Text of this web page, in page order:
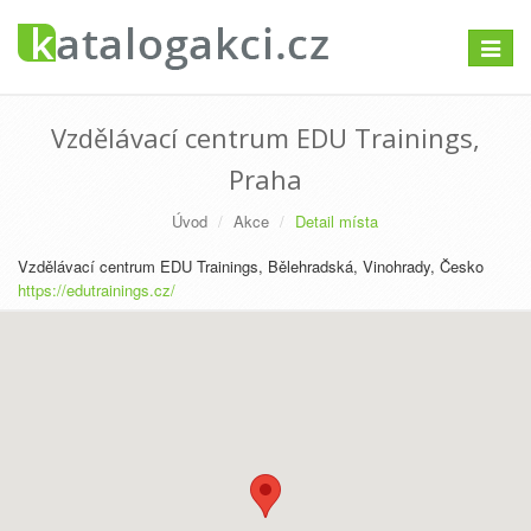
Vzdělávací centrum EDU Trainings,
Praha
Úvod Akce
Detail místa
Vzdělávací centrum EDU Trainings, Bělehradská, Vinohrady, Česko
https://edutrainings.cz/